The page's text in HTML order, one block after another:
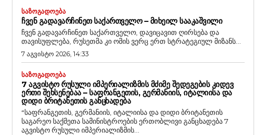
ᲡᲐᲖᲝᲒᲐᲓᲝᲔᲑᲐ
ᲩᲕᲔᲜ ᲒᲐᲓᲐᲕᲐᲠᲩᲘᲜᲔᲗ ᲡᲐᲥᲐᲠᲗᲕᲔᲚᲝ – ᲛᲘᲮᲔᲘᲚ ᲡᲐᲐᲙᲐᲨᲕᲘᲚᲘ
ჩვენ გადავარჩინეთ საქართველო, დავიცავით ღირსება და
თავისუფლება, რუსეთმა კი ომის ვერც ერთ სტრატეგიულ მიზანს...
7 აგვისტო 2026, 14:33
ᲡᲐᲖᲝᲒᲐᲓᲝᲔᲑᲐ
7 ᲐᲒᲕᲘᲡᲢᲝ ᲠᲣᲡᲣᲚᲘ ᲘᲛᲞᲔᲠᲘᲐᲚᲘᲖᲛᲘᲡ ᲛᲫᲘᲛᲔ ᲨᲔᲓᲔᲒᲔᲑᲘᲡ ᲙᲘᲓᲔᲕ
ᲔᲠᲗᲘ ᲨᲔᲮᲡᲔᲜᲔᲑᲐᲐ – ᲡᲐᲤᲠᲐᲜᲒᲔᲗᲘᲡ, ᲒᲔᲠᲛᲐᲜᲘᲘᲡ, ᲘᲢᲐᲚᲘᲘᲡᲐ ᲓᲐ
ᲓᲘᲓᲘ ᲑᲠᲘᲢᲐᲜᲔᲗᲘᲡ ᲒᲐᲜᲪᲮᲐᲓᲔᲑᲐ
“საფრანგეთის, გერმანიის, იტალიისა და დიდი ბრიტანეთის
საგარეო საქმეთა სამინისტროების ერთობლივი განცხადება 7
აგვისტო რუსული იმპერიალიზმის...